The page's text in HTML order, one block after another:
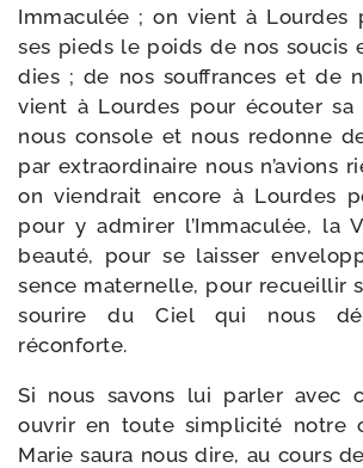
Immaculée ; on vient à Lourdes
ses pieds le poids de nos
dies ; de nos souf­frances et de
vient à Lourdes pour écou­ter
nous console et nous redonne
par extra­or­di­naire nous n’avions
on vien­drait encore à Lourdes
pour y admi­rer l’Immaculée, la
beau­té, pour se lais­ser
sence mater­nelle, pour recueillir
sou­rire du Ciel qui nous
réconforte.
Si nous savons lui par­ler avec
ouvrir en toute sim­pli­ci­té notre
Marie sau­ra nous dire, au cours